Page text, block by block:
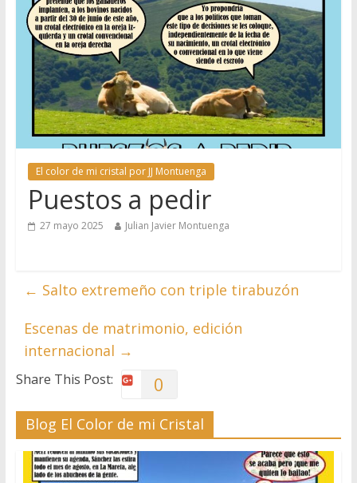
El color de mi cristal por JJ Montuenga
Puestos a pedir
27 mayo 2025 Julian Javier Montuenga
← Salto extremeño con triple tirabuzón
Escenas de matrimonio, edición
internacional →
Share This Post: 0
Blog El Color de mi Cristal